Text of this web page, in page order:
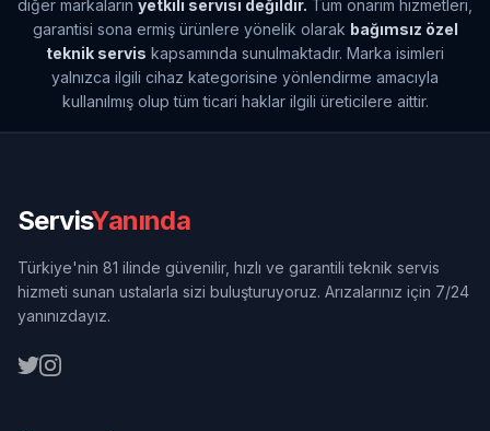
diğer markaların yetkili servisi değildir. Tüm onarım hizmetleri,
garantisi sona ermiş ürünlere yönelik olarak bağımsız özel
teknik servis kapsamında sunulmaktadır. Marka isimleri
yalnızca ilgili cihaz kategorisine yönlendirme amacıyla
kullanılmış olup tüm ticari haklar ilgili üreticilere aittir.
ServisYanında
Türkiye'nin 81 ilinde güvenilir, hızlı ve garantili teknik servis
hizmeti sunan ustalarla sizi buluşturuyoruz. Arızalarınız için 7/24
yanınızdayız.